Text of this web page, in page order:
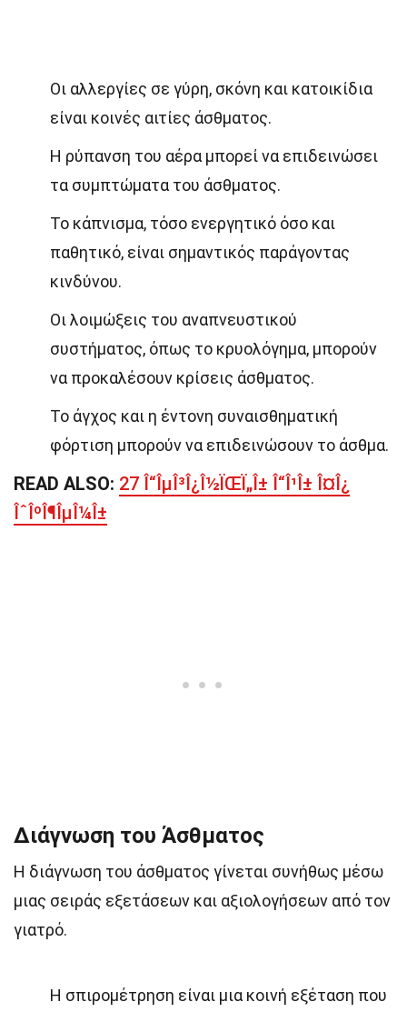
Οι αλλεργίες σε γύρη, σκόνη και κατοικίδια
είναι κοινές αιτίες άσθματος.
Η ρύπανση του αέρα μπορεί να επιδεινώσει
τα συμπτώματα του άσθματος.
Το κάπνισμα, τόσο ενεργητικό όσο και
παθητικό, είναι σημαντικός παράγοντας
κινδύνου.
Οι λοιμώξεις του αναπνευστικού
συστήματος, όπως το κρυολόγημα, μπορούν
να προκαλέσουν κρίσεις άσθματος.
Το άγχος και η έντονη συναισθηματική
φόρτιση μπορούν να επιδεινώσουν το άσθμα.
READ ALSO: 27 Î“ÎµÎ³Î¿Î½ÏŒÏ„Î± Î“Î¹Î± Î¤Î¿
ÎˆÎºÎ¶ÎµÎ¼Î±
Διάγνωση του Άσθματος
Η διάγνωση του άσθματος γίνεται συνήθως μέσω
μιας σειράς εξετάσεων και αξιολογήσεων από τον
γιατρό.
Η σπιρομέτρηση είναι μια κοινή εξέταση που